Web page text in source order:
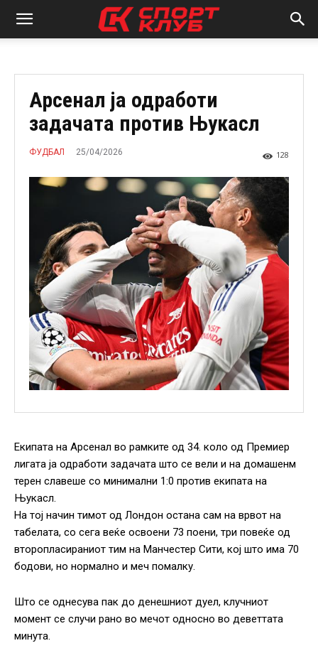
Арсенал ја одработи
задачата против Њукасл
ФУДБАЛ 25/04/2026 128
Екипата на Арсенал во рамките од 34. коло од Премиер
лигата ја одработи задачата што се вели и на домашенм
терен славеше со минимални 1:0 против екипата на
Њукасл.
На тој начин тимот од Лондон остана сам на врвот на
табелата, со сега веќе освоени 73 поени, три повеќе од
второпласираниот тим на Манчестер Сити, кој што има 70
бодови, но нормално и меч помалку.
Што се однесува пак до денешниот дуел, клучниот
момент се случи рано во мечот односно во деветтата
минута.